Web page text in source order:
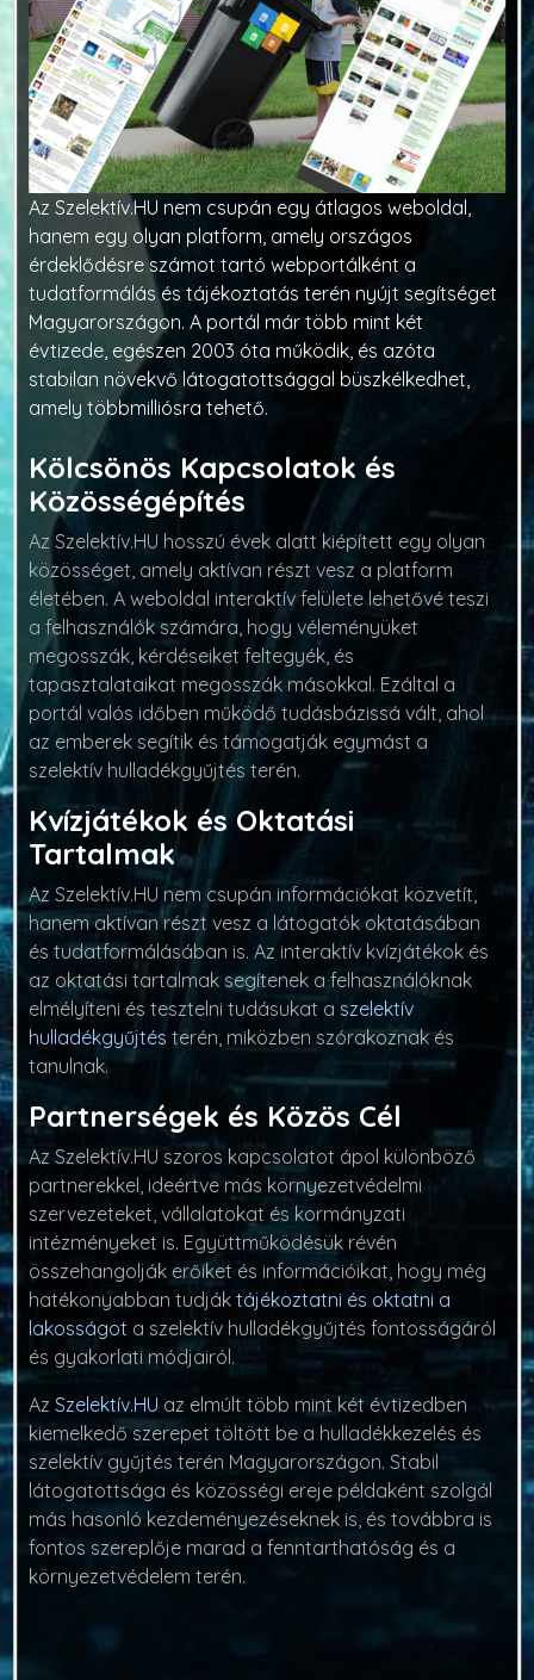
Az Szelektív.HU nem csupán egy átlagos weboldal,
hanem egy olyan platform, amely országos
érdeklődésre számot tartó webportálként a
tudatformálás és tájékoztatás terén nyújt segítséget
Magyarországon. A portál már több mint két
évtizede, egészen 2003 óta működik, és azóta
stabilan növekvő látogatottsággal büszkélkedhet,
amely többmilliósra tehető.
Kölcsönös Kapcsolatok és
Közösségépítés
Az Szelektív.HU hosszú évek alatt kiépített egy olyan
közösséget, amely aktívan részt vesz a platform
életében. A weboldal interaktív felülete lehetővé teszi
a felhasználók számára, hogy véleményüket
megosszák, kérdéseiket feltegyék, és
tapasztalataikat megosszák másokkal. Ezáltal a
portál valós időben működő tudásbázissá vált, ahol
az emberek segítik és támogatják egymást a
szelektív hulladékgyűjtés terén.
Kvízjátékok és Oktatási
Tartalmak
Az Szelektív.HU nem csupán információkat közvetít,
hanem aktívan részt vesz a látogatók oktatásában
és tudatformálásában is. Az interaktív kvízjátékok és
az oktatási tartalmak segítenek a felhasználóknak
elmélyíteni és tesztelni tudásukat a szelektív
hulladékgyűjtés terén, miközben szórakoznak és
tanulnak.
Partnerségek és Közös Cél
Az Szelektív.HU szoros kapcsolatot ápol különböző
partnerekkel, ideértve más környezetvédelmi
szervezeteket, vállalatokat és kormányzati
intézményeket is. Együttműködésük révén
összehangolják erőiket és információikat, hogy még
hatékonyabban tudjáktájékoztatni és oktatni a
lakosságot a szelektív hulladékgyűjtés fontosságáról
és gyakorlati módjairól.
AzSzelektív.HU az elmúlt több mint két évtizedben
kiemelkedő szerepet töltött be a hulladékkezelés és
szelektív gyűjtés terén Magyarországon. Stabil
látogatottsága és közösségi ereje példaként szolgál
más hasonló kezdeményezéseknek is, és továbbra is
fontos szereplője marad a fenntarthatóság és a
környezetvédelem terén.